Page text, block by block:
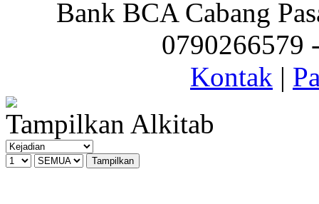
Bank BCA Cabang
0790266579
Kontak |
Tampilkan Alkitab